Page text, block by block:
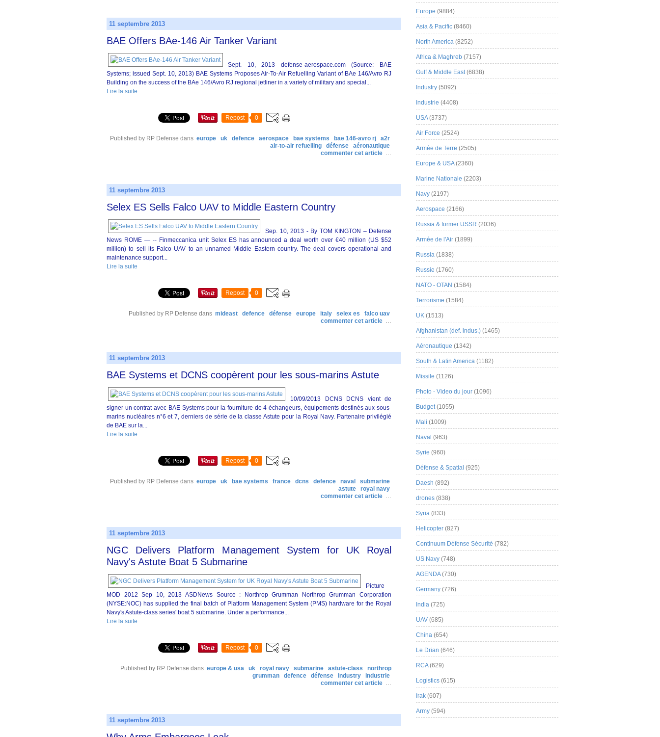
11 septembre 2013
BAE Offers BAe-146 Air Tanker Variant
Sept. 10, 2013 defense-aerospace.com (Source: BAE
Systems; issued Sept. 10, 2013) BAE Systems Proposes Air-To-Air Refuelling Variant of BAe 146/Avro RJ
Building on the success of the BAe 146/Avro RJ regional jetliner in a variety of military and special...
Lire la suite
Repost 0
Published by RP Defense dans europe uk defence aerospace bae systems bae 146-avro rj
a2r
air-to-air refuelling
défense
aéronautique
commenter cet article …
11 septembre 2013
Selex ES Sells Falco UAV to Middle Eastern Country
Sep. 10, 2013 - By TOM KINGTON – Defense
News ROME — -- Finmeccanica unit Selex ES has announced a deal worth over €40 million (US $52
million) to sell its Falco UAV to an unnamed Middle Eastern country. The deal covers operational and
maintenance support...
Lire la suite
Repost 0
Published by RP Defense dans mideast defence défense europe italy selex es
falco uav
commenter cet article …
11 septembre 2013
BAE Systems et DCNS coopèrent pour les sous-marins Astute
10/09/2013 DCNS DCNS vient de
signer un contrat avec BAE Systems pour la fourniture de 4 échangeurs, équipements destinés aux sous-
marins nucléaires n°6 et 7, derniers de série de la classe Astute pour la Royal Navy. Partenaire privilégié
de BAE sur la...
Lire la suite
Repost 0
Published by RP Defense dans europe uk bae systems france dcns defence naval
submarine
astute
royal navy
commenter cet article …
11 septembre 2013
NGC Delivers Platform Management System for UK Royal
Navy's Astute Boat 5 Submarine
Picture
MOD 2012 Sep 10, 2013 ASDNews Source : Northrop Grumman Northrop Grumman Corporation
(NYSE:NOC) has supplied the final batch of Platform Management System (PMS) hardware for the Royal
Navy's Astute-class series' boat 5 submarine. Under a performance...
Lire la suite
Repost 0
Published by RP Defense dans europe & usa uk royal navy submarine astute-class
northrop
grumman
defence défense industry
industrie
commenter cet article …
11 septembre 2013
Europe (9884)
Asia & Pacific (8460)
North America (8252)
Africa & Maghreb (7157)
Gulf & Middle East(6838)
Industry (5092)
Industrie (4408)
USA(3737)
Air Force (2524)
Armée de Terre (2505)
Europe & USA(2360)
Marine Nationale (2203)
Navy (2197)
Aerospace (2166)
Russia & former USSR (2036)
Armée de l'Air (1899)
Russia (1838)
Russie (1760)
NATO - OTAN (1584)
Terrorisme (1584)
UK (1513)
Afghanistan (def. indus.) (1465)
Aéronautique (1342)
South & Latin America (1182)
Missile (1126)
Photo - Video du jour (1096)
Budget(1055)
Mali (1009)
Naval (963)
Syrie (960)
Défense & Spatial (925)
Daesh (892)
drones (838)
Syria (833)
Helicopter (827)
Continuum Défense Sécurité (782)
US Navy (748)
AGENDA(730)
Germany (726)
India (725)
UAV (685)
China (654)
Le Drian (646)
RCA(629)
Logistics (615)
Irak (607)
Army (594)